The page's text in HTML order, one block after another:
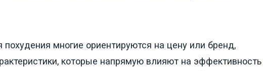
многие ориентируются на цену или бренд,
которые напрямую влияют на эффективность